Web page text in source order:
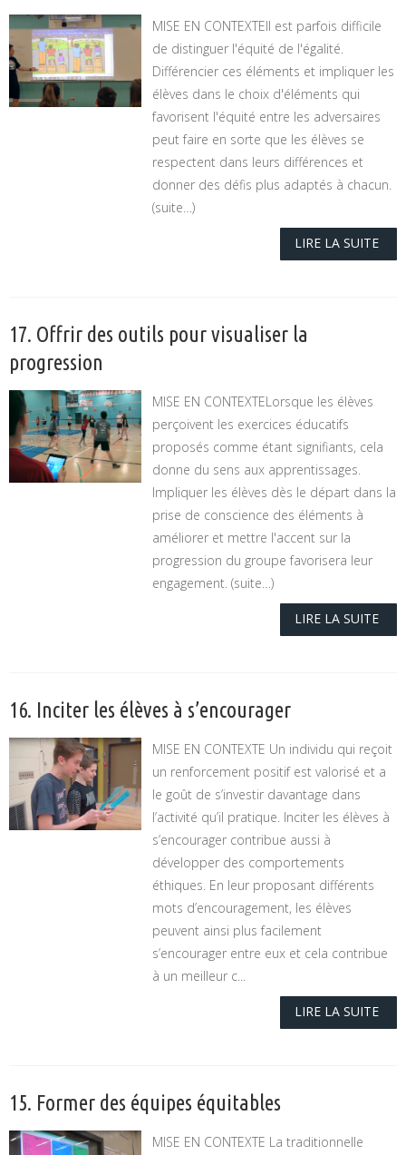
MISE EN CONTEXTEIl est parfois difficile
de distinguer l'équité de l'égalité.
Différencier ces éléments et impliquer les
élèves dans le choix d'éléments qui
favorisent l'équité entre les adversaires
peut faire en sorte que les élèves se
respectent dans leurs différences et
donner des défis plus adaptés à chacun.
(suite…)
LIRE LA SUITE
17. Offrir des outils pour visualiser la
progression
MISE EN CONTEXTELorsque les élèves
perçoivent les exercices éducatifs
proposés comme étant signifiants, cela
donne du sens aux apprentissages.
Impliquer les élèves dès le départ dans la
prise de conscience des éléments à
améliorer et mettre l'accent sur la
progression du groupe favorisera leur
engagement. (suite…)
LIRE LA SUITE
16. Inciter les élèves à s’encourager
MISE EN CONTEXTE Un individu qui reçoit
un renforcement positif est valorisé et a
le goût de s’investir davantage dans
l’activité qu’il pratique. Inciter les élèves à
s’encourager contribue aussi à
développer des comportements
éthiques. En leur proposant différents
mots d’encouragement, les élèves
peuvent ainsi plus facilement
s’encourager entre eux et cela contribue
à un meilleur c...
LIRE LA SUITE
15. Former des équipes équitables
MISE EN CONTEXTE La traditionnelle